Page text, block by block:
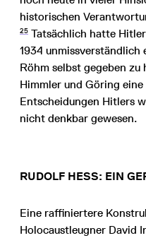
historischen
25 Tatsächlich hatte
1934
Röhm selbst gegeben
Himmler und Göring
Entscheidungen Hitlers
nicht denkbar gewesen.
RUDOLF HESS: EIN
Eine raffiniertere
Holocaustleugner David